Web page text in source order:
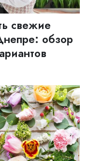
свежие
обзор